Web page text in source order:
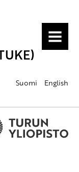
MENU
Suomi
English